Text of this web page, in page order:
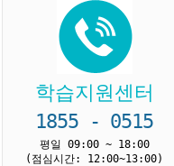
학습지원센터
1855 - 0515
평일 09:00 ~ 18:00
(점심시간: 12:00~13:00)